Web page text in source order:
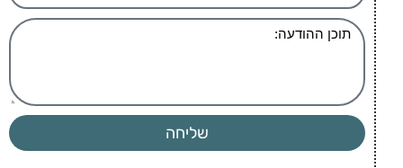
שליחה